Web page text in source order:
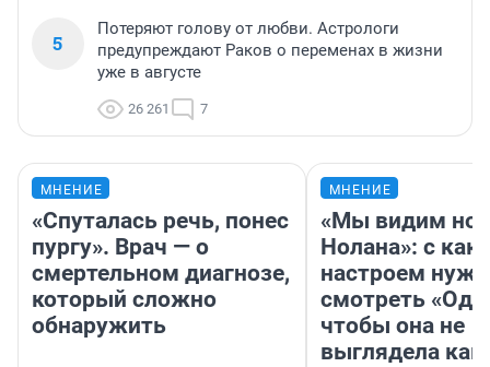
5
Потеряют голову от любви. Астрологи
предупреждают Раков о переменах в жизни
уже в августе
26 261 7
МНЕНИЕ
«Спуталась речь, понес
пургу». Врач — о
смертельном диагнозе,
который сложно
обнаружить
МНЕНИЕ
«Мы видим
Нолана»: с
настроем
смотреть
чтобы она не
выглядела как